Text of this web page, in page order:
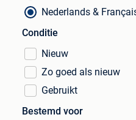
Nederlands &
Conditie
Nieuw
Zo goed als nieuw
Gebruikt
Bestemd voor